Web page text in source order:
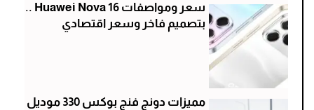
سعر ومواصفات Huawei Nova 16 ..
بتصميم فاخر وسعر اقتصادي
مميزات دونج فنج بوكس 330 موديل